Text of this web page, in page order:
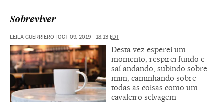
Sobreviver
LEILA GUERRIERO | OCT 09, 2019 - 18:13 EDT
Desta vez esperei um
momento, respirei fundo e
saí andando, subindo sobre
mim, caminhando sobre
todas as coisas como um
cavaleiro selvagem